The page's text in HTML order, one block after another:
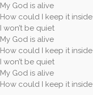
My God is alive
How could I keep it inside
I won’t be quiet
My God is alive
How could I keep it inside
I won’t be quiet
My God is alive
How could I keep it inside